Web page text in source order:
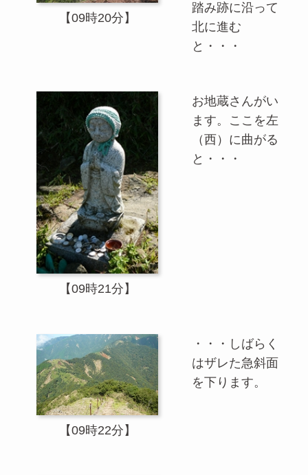
【09時20分】
踏み跡に沿って
北に進む
と・・・
【09時21分】
お地蔵さんがい
ます。ここを左
（西）に曲がる
と・・・
【09時22分】
・・・しばらく
はザレた急斜面
を下ります。